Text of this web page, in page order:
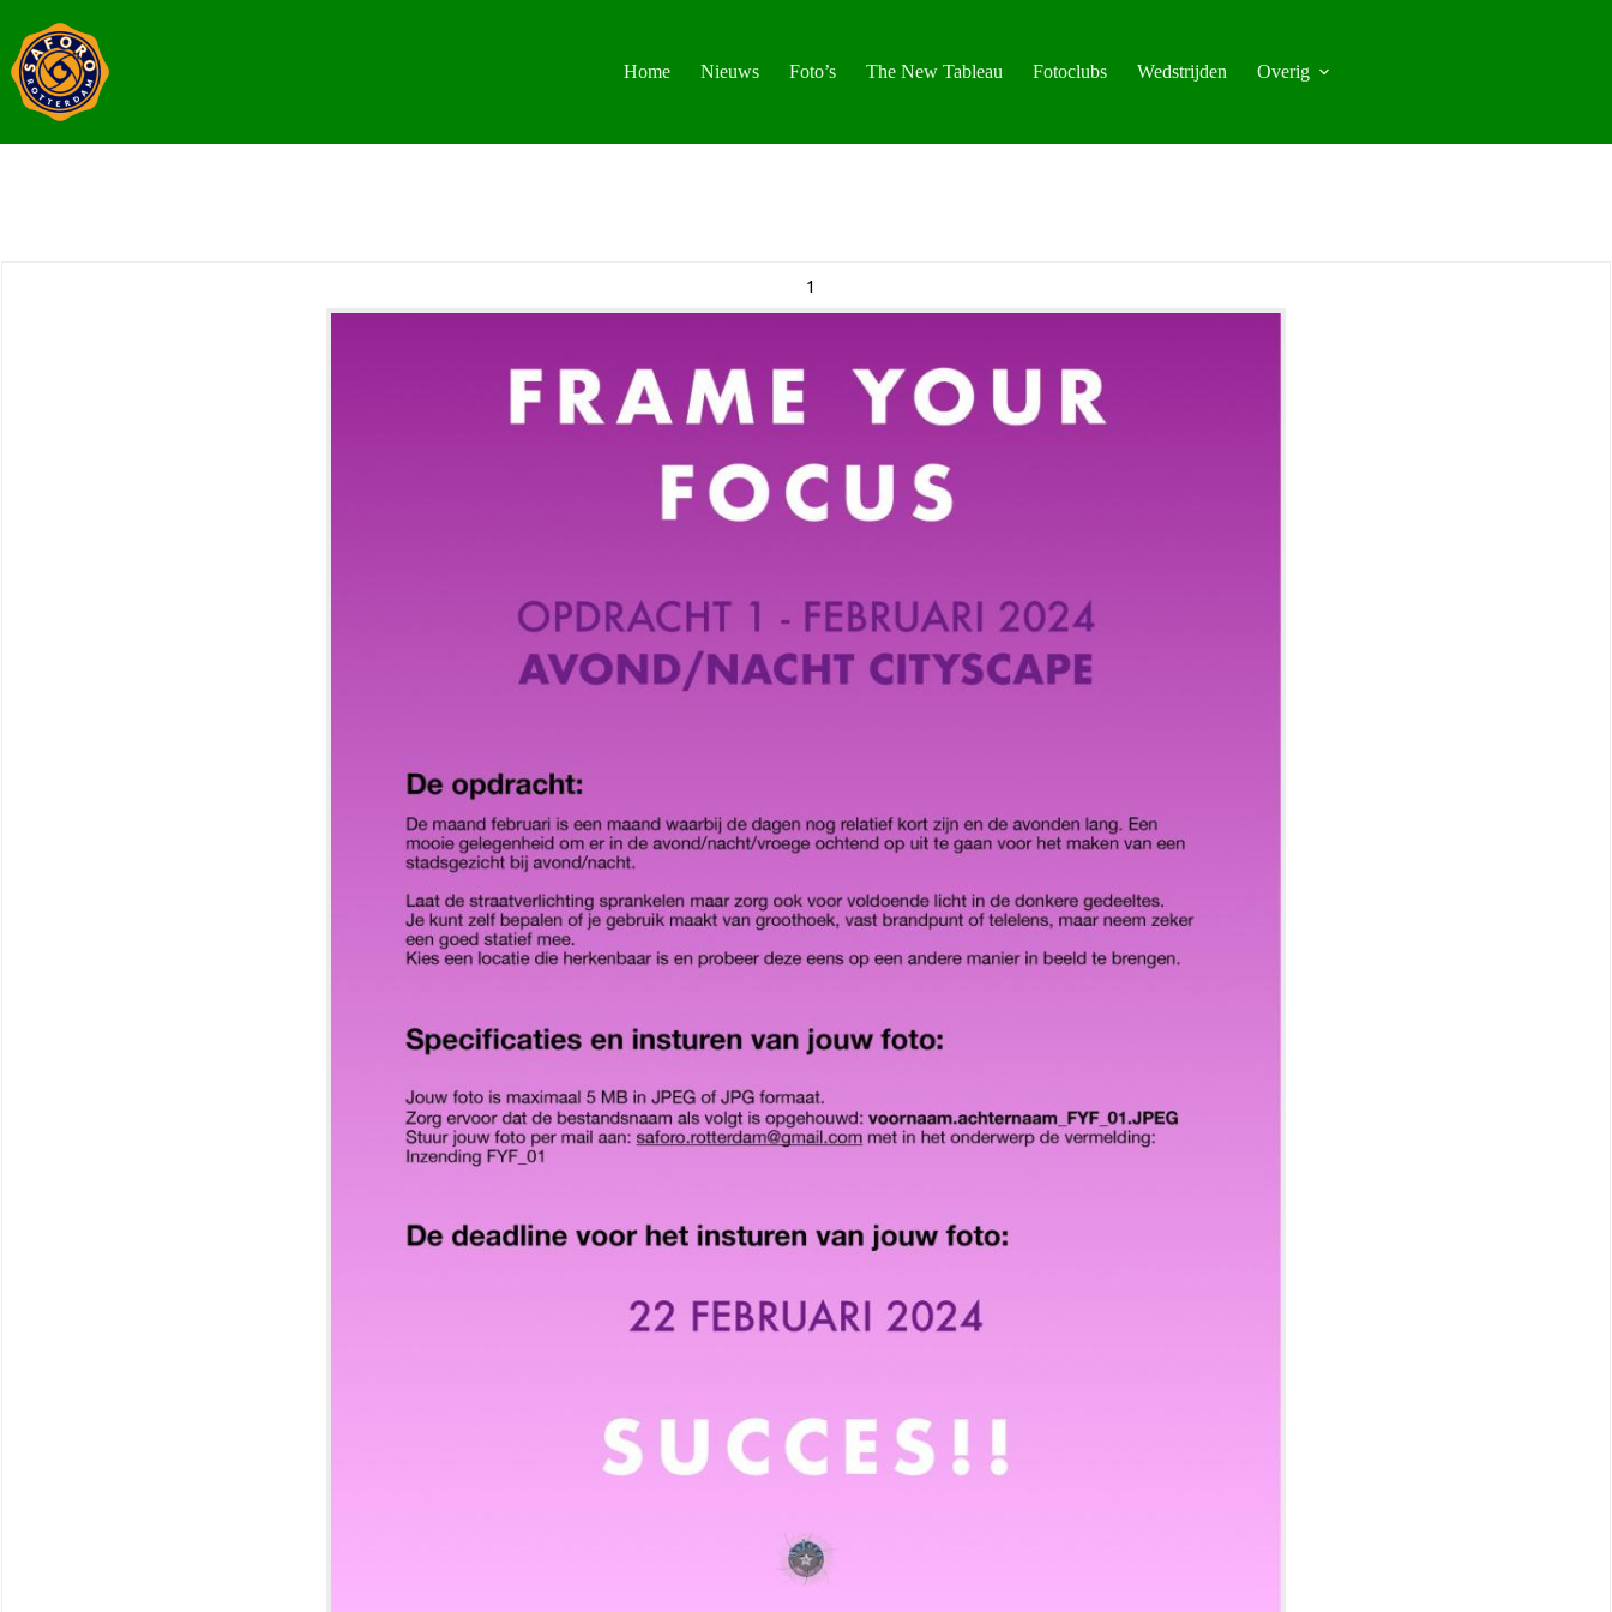
Home Nieuws Foto’s The New Tableau Fotoclubs Wedstrijden Overig
1